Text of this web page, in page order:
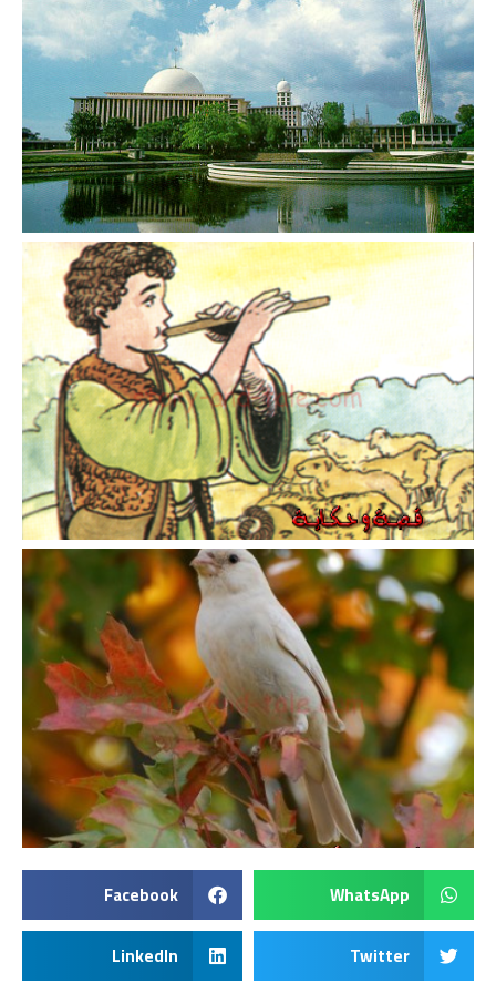
WhatsApp
Facebook
Twitter
LinkedIn